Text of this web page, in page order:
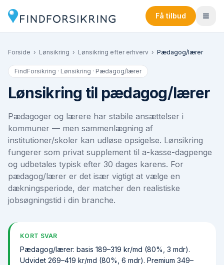
Få tilbud
Forside › Lønsikring › Lønsikring efter erhverv › Pædagog/lærer
FindForsikring · Lønsikring · Pædagog/lærer
Lønsikring til pædagog/lærer
Pædagoger og lærere har stabile ansættelser i
kommuner — men sammenlægning af
institutioner/skoler kan udløse opsigelse. Lønsikring
fungerer som privat supplement til a-kasse-dagpenge
og udbetales typisk efter 30 dages karens. For
pædagog/lærer er det især vigtigt at vælge en
dækningsperiode, der matcher den realistiske
jobsøgningstid i din branche.
KORT SVAR
Pædagog/lærer: basis 189–319 kr/md (80%, 3 mdr).
Udvidet 269–419 kr/md (80%, 6 mdr). Premium 349–